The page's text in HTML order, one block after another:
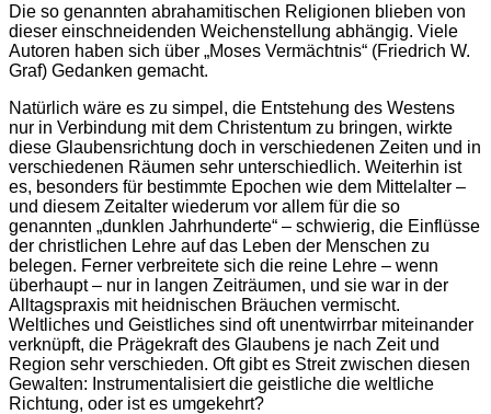
Die so genannten abrahamitischen Religionen blieben von
dieser einschneidenden Weichenstellung abhängig. Viele
Autoren haben sich über „Moses Vermächtnis“ (Friedrich W.
Graf) Gedanken gemacht.
Natürlich wäre es zu simpel, die Entstehung des Westens
nur in Verbindung mit dem Christentum zu bringen, wirkte
diese Glaubensrichtung doch in verschiedenen Zeiten und in
verschiedenen Räumen sehr unterschiedlich. Weiterhin ist
es, besonders für bestimmte Epochen wie dem Mittelalter –
und diesem Zeitalter wiederum vor allem für die so
genannten „dunklen Jahrhunderte“ – schwierig, die Einflüsse
der christlichen Lehre auf das Leben der Menschen zu
belegen. Ferner verbreitete sich die reine Lehre – wenn
überhaupt – nur in langen Zeiträumen, und sie war in der
Alltagspraxis mit heidnischen Bräuchen vermischt.
Weltliches und Geistliches sind oft unentwirrbar miteinander
verknüpft, die Prägekraft des Glaubens je nach Zeit und
Region sehr verschieden. Oft gibt es Streit zwischen diesen
Gewalten: Instrumentalisiert die geistliche die weltliche
Richtung, oder ist es umgekehrt?